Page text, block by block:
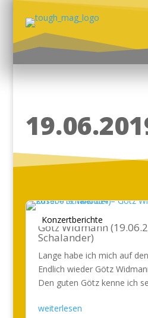
Konzertberichte
Götz Widmann
Schalander)
Lange habe ich mich auf
Endlich wieder Götz
Den guten Götz kenne ich
weiterlesen